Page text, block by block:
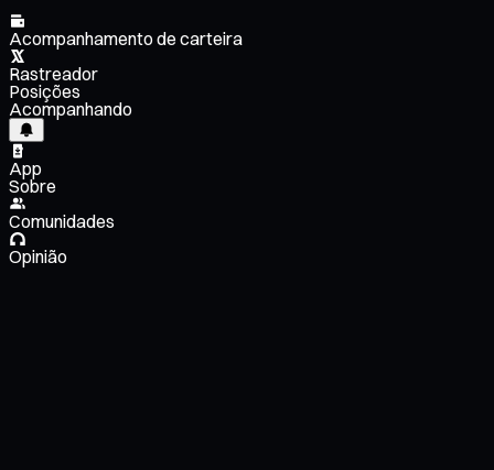
Acompanhamento de carteira
Rastreador
Posições
Acompanhando
App
Sobre
Comunidades
Opinião